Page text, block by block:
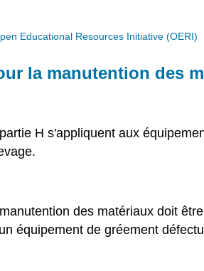
Educational Resources Initiative (OERI)
la manutention des
H s'appliquent aux
des matériaux doit
équipement de gréement